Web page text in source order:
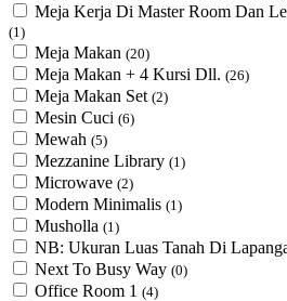
Meja Kerja Di Master Room Dan
(1)
Meja Makan (20)
Meja Makan + 4 Kursi Dll. (26)
Meja Makan Set (2)
Mesin Cuci (6)
Mewah (5)
Mezzanine Library (1)
Microwave (2)
Modern Minimalis (1)
Musholla (1)
NB: Ukuran Luas Tanah Di
Next To Busy Way (0)
Office Room 1 (4)